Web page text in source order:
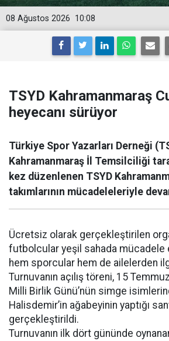
10:08
08 Ağustos 2026
TSYD Kahramanmaraş
heyecanı sürüyor
Türkiye Spor Yazarları Derneği
Kahramanmaraş İl Temsilciliği
kez düzenlenen TSYD
takımlarının mücadeleleriyle
Ücretsiz olarak gerçekleştirilen
futbolcular yeşil sahada mücadele
hem sporcular hem de ailelerden
Turnuvanın açılış töreni, 15
Milli Birlik Günü’nün simge
Halisdemir’in ağabeyinin yaptığı
gerçekleştirildi.
Turnuvanın ilk dört gününde